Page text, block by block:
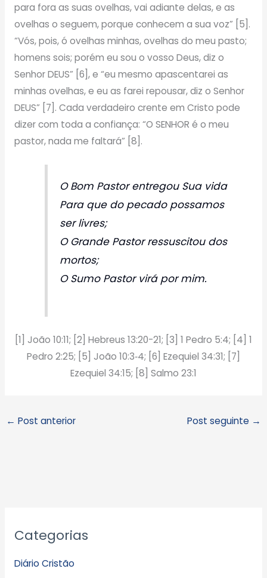
para fora as suas ovelhas, vai adiante delas, e as
ovelhas o seguem, porque conhecem a sua voz” [5].
“Vós, pois, ó ovelhas minhas, ovelhas do meu pasto;
homens sois; porém eu sou o vosso Deus, diz o
Senhor DEUS” [6], e “eu mesmo apascentarei as
minhas ovelhas, e eu as farei repousar, diz o Senhor
DEUS” [7]. Cada verdadeiro crente em Cristo pode
dizer com toda a confiança: “O SENHOR é o meu
pastor, nada me faltará” [8].
O Bom Pastor entregou Sua vida
Para que do pecado possamos
ser livres;
O Grande Pastor ressuscitou dos
mortos;
O Sumo Pastor virá por mim.
[1] João 10:11; [2] Hebreus 13:20-21; [3] 1 Pedro 5:4; [4] 1
Pedro 2:25; [5] João 10:3‑4; [6] Ezequiel 34:31; [7]
Ezequiel 34:15; [8] Salmo 23:1
← Post anterior Post seguinte →
Categorias
Diário Cristão
r